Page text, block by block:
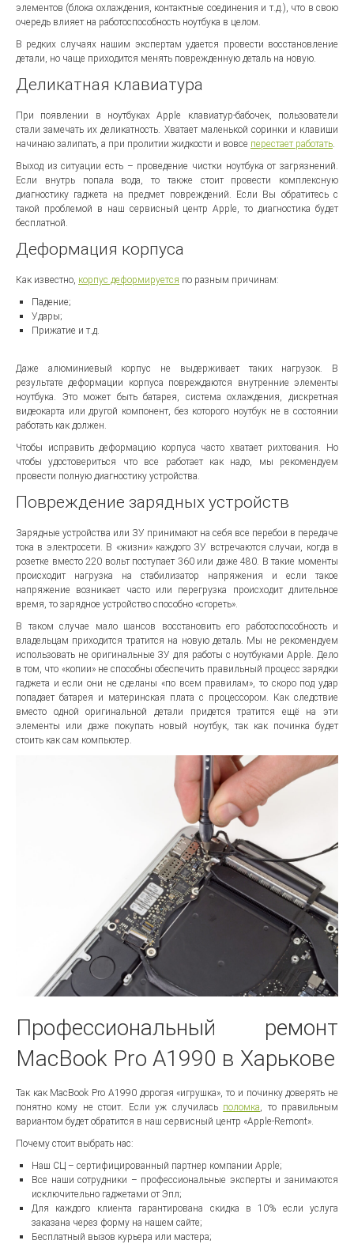
элементов (блока охлаждения, контактные соединения и т.д.), что в свою
очередь влияет на работоспособность ноутбука в целом.
В редких случаях нашим экспертам удается провести восстановление
детали, но чаще приходится менять поврежденную деталь на новую.
Деликатная клавиатура
При появлении в ноутбуках Apple клавиатур-бабочек, пользователи
стали замечать их деликатность. Хватает маленькой соринки и клавиши
начинаю залипать, а при пролитии жидкости и вовсе перестает работать
Выход из ситуации есть – проведение чистки ноутбука от загрязнений.
Если внутрь попала вода, то также стоит провести комплексную
диагностику гаджета на предмет повреждений. Если Вы обратитесь с
такой проблемой в наш сервисный центр Apple, то диагностика будет
бесплатной.
Деформация корпуса
Как известно, корпус деформируется по разным причинам:
Падение;
Удары;
Прижатие и т.д.
Даже алюминиевый корпус не выдерживает таких нагрузок. В
результате деформации корпуса повреждаются внутренние элементы
ноутбука. Это может быть батарея, система охлаждения, дискретная
видеокарта или другой компонент, без которого ноутбук не в состоянии
работать как должен.
Чтобы исправить деформацию корпуса часто хватает рихтования. Но
чтобы удостовериться что все работает как надо, мы рекомендуем
провести полную диагностику устройства.
Повреждение зарядных устройств
Зарядные устройства или ЗУ принимают на себя все перебои в передаче
тока в электросети. В «жизни» каждого ЗУ встречаются случаи, когда в
розетке вместо 220 вольт поступает 360 или даже 480. В такие моменты
происходит нагрузка на стабилизатор напряжения и если такое
напряжение возникает часто или перегрузка происходит длительное
время, то зарядное устройство способно «сгореть».
В таком случае мало шансов восстановить его работоспособность и
владельцам приходится тратится на новую деталь. Мы не рекомендуем
использовать не оригинальные ЗУ для работы с ноутбуками Apple. Дело
в том, что «копии» не способны обеспечить правильный процесс зарядки
гаджета и если они не сделаны «по всем правилам», то скоро под удар
попадает батарея и материнская плата с процессором. Как следствие
вместо одной оригинальной детали придется тратится ещё на эти
элементы или даже покупать новый ноутбук, так как починка будет
стоить как сам компьютер.
Профессиональный ремонт
MacBook Pro A1990 в Харькове
Так как MacBook Pro A1990 дорогая «игрушка», то и починку доверять не
понятно кому не стоит. Если уж случилась поломка, то правильным
вариантом будет обратится в наш сервисный центр «Apple-Remont».
Почему стоит выбрать нас:
Наш СЦ – сертифицированный партнер компании Apple;
Все наши сотрудники – профессиональные эксперты и занимаются
исключительно гаджетами от Эпл;
Для каждого клиента гарантирована скидка в 10% если услуга
заказана через форму на нашем сайте;
Бесплатный вызов курьера или мастера;